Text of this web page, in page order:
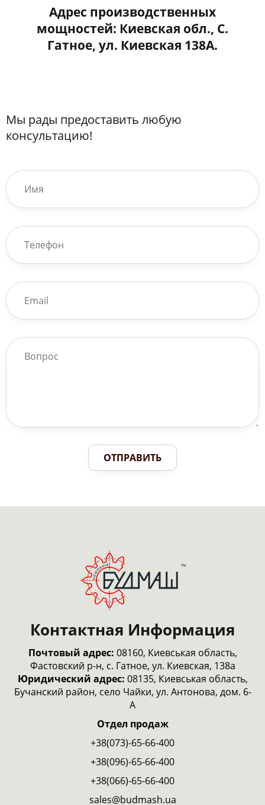
Адрес производственных
мощностей: Киевская обл., С.
Гатное, ул. Киевская 138А.
Мы рады предоставить любую
консультацию!
ОТПРАВИТЬ
Контактная Информация
Почтовый адрес: 08160, Киевськая область,
Фастовский р-н, с. Гатное, ул. Киевская, 138а
Юридический адрес: 08135, Киевськая область,
Бучанский район, село Чайки, ул. Антонова, дом. 6-
А
Отдел продаж
+38(073)-65-66-400
+38(096)-65-66-400
+38(066)-65-66-400
sales@budmash.ua